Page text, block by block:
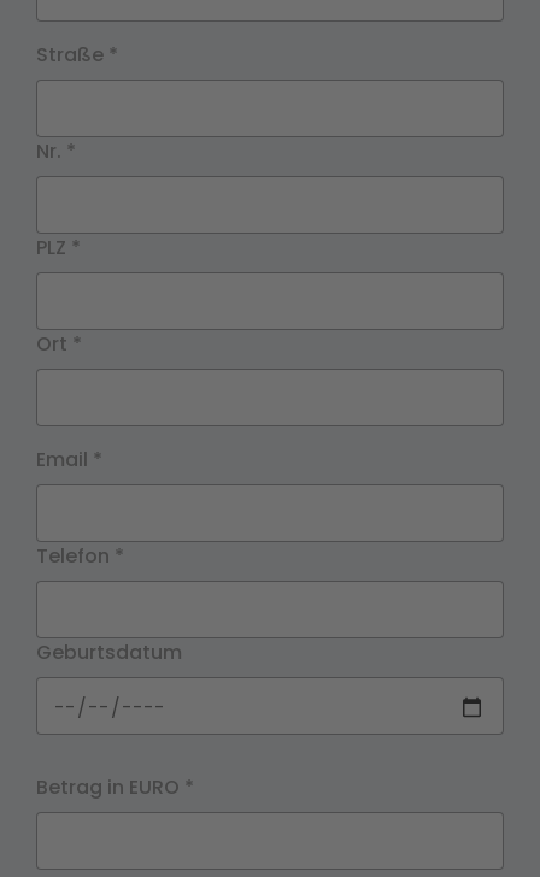
Straße *
Nr. *
PLZ *
Ort *
Email *
Telefon *
Geburtsdatum
Betrag in EURO *